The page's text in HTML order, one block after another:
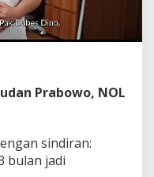
Prabowo, NOL
sindiran:
bulan jadi